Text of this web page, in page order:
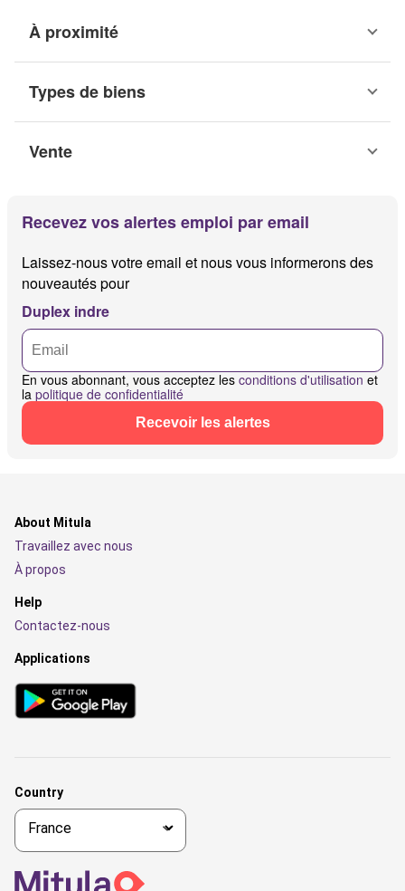
À proximité
Types de biens
Vente
Recevez vos alertes emploi par email
Laissez-nous votre email et nous vous informerons des
nouveautés pour
Duplex indre
En vous abonnant, vous acceptez les conditions d'utilisation et
la politique de confidentialité
Recevoir les alertes
About Mitula
Travaillez avec nous
À propos
Help
Contactez-nous
Applications
Country